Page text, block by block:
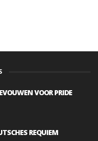
VOOR PRIDE
REQUIEM